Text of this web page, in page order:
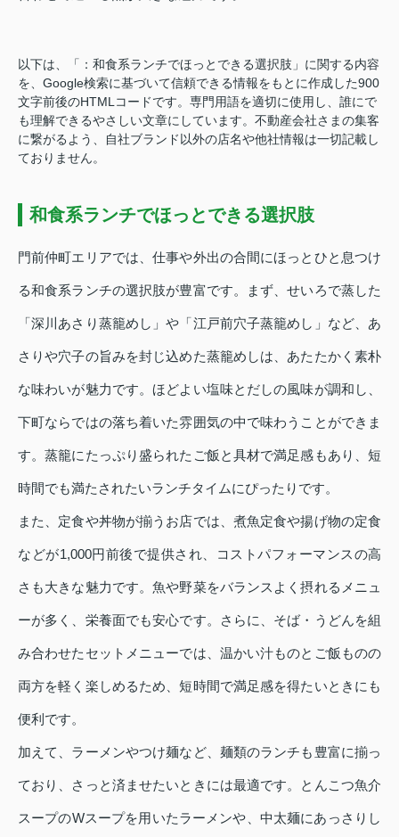
以下は、「：和食系ランチでほっとできる選択肢」に関する内容
を、Google検索に基づいて信頼できる情報をもとに作成した900
文字前後のHTMLコードです。専門用語を適切に使用し、誰にで
も理解できるやさしい文章にしています。不動産会社さまの集客
に繋がるよう、自社ブランド以外の店名や他社情報は一切記載し
ておりません。
和食系ランチでほっとできる選択肢
門前仲町エリアでは、仕事や外出の合間にほっとひと息つけ
る和食系ランチの選択肢が豊富です。まず、せいろで蒸した
「深川あさり蒸籠めし」や「江戸前穴子蒸籠めし」など、あ
さりや穴子の旨みを封じ込めた蒸籠めしは、あたたかく素朴
な味わいが魅力です。ほどよい塩味とだしの風味が調和し、
下町ならではの落ち着いた雰囲気の中で味わうことができま
す。蒸籠にたっぷり盛られたご飯と具材で満足感もあり、短
時間でも満たされたいランチタイムにぴったりです。
また、定食や丼物が揃うお店では、煮魚定食や揚げ物の定食
などが1,000円前後で提供され、コストパフォーマンスの高
さも大きな魅力です。魚や野菜をバランスよく摂れるメニュ
ーが多く、栄養面でも安心です。さらに、そば・うどんを組
み合わせたセットメニューでは、温かい汁ものとご飯ものの
両方を軽く楽しめるため、短時間で満足感を得たいときにも
便利です。
加えて、ラーメンやつけ麺など、麺類のランチも豊富に揃っ
ており、さっと済ませたいときには最適です。とんこつ魚介
スープのWスープを用いたラーメンや、中太麺にあっさりし